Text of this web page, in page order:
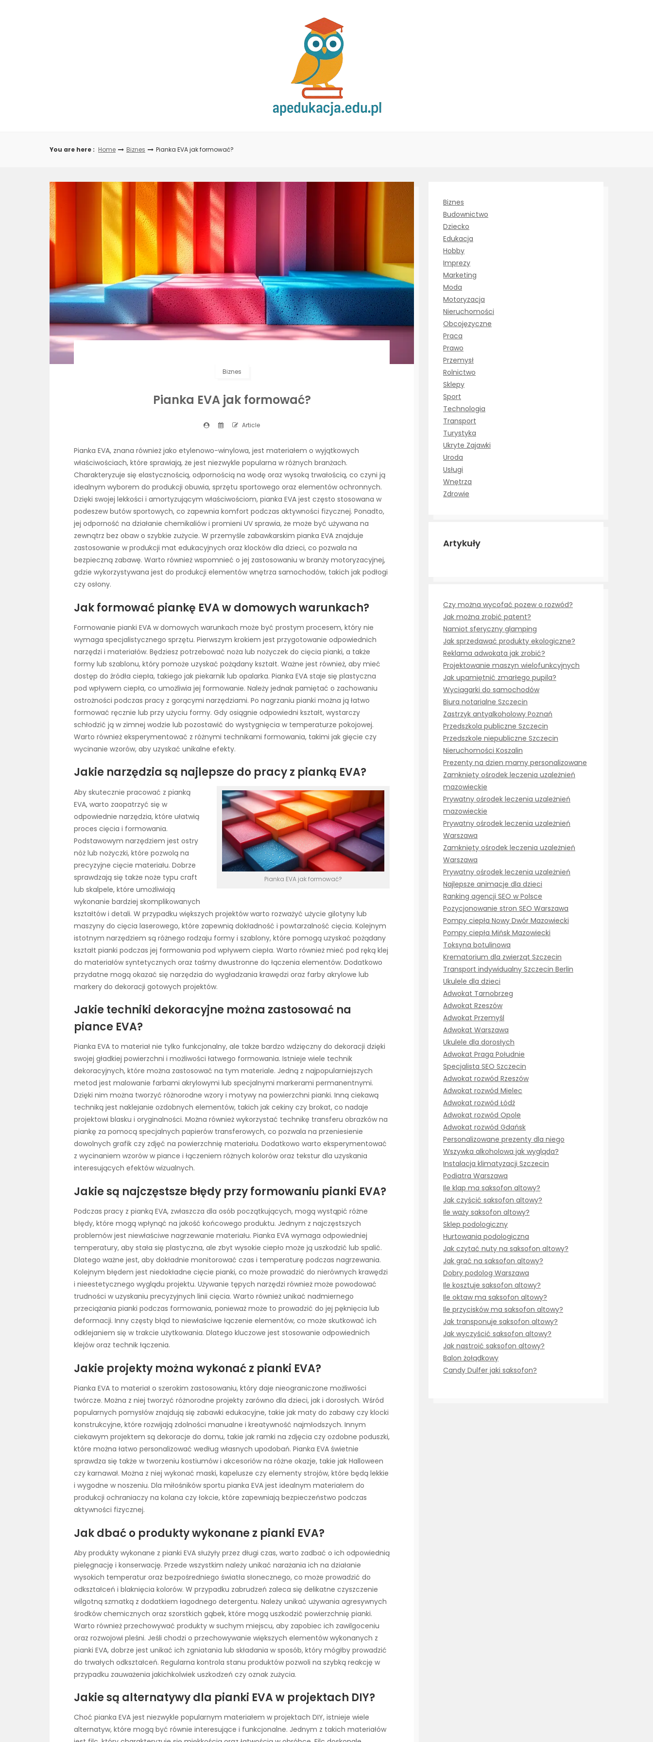
You are here : Home Biznes Pianka EVA jak formować?
Biznes
Pianka EVA jak formować?
Article
Pianka EVA, znana również jako etylenowo-winylowa, jest materiałem o wyjątkowych
właściwościach, które sprawiają, że jest niezwykle popularna w różnych branżach.
Charakteryzuje się elastycznością, odpornością na wodę oraz wysoką trwałością, co czyni ją
idealnym wyborem do produkcji obuwia, sprzętu sportowego oraz elementów ochronnych.
Dzięki swojej lekkości i amortyzującym właściwościom, pianka EVA jest często stosowana w
podeszew butów sportowych, co zapewnia komfort podczas aktywności fizycznej. Ponadto,
jej odporność na działanie chemikaliów i promieni UV sprawia, że może być używana na
zewnątrz bez obaw o szybkie zużycie. W przemyśle zabawkarskim pianka EVA znajduje
zastosowanie w produkcji mat edukacyjnych oraz klocków dla dzieci, co pozwala na
bezpieczną zabawę. Warto również wspomnieć o jej zastosowaniu w branży motoryzacyjnej,
gdzie wykorzystywana jest do produkcji elementów wnętrza samochodów, takich jak podłogi
czy osłony.
Jak formować piankę EVA w domowych warunkach?
Formowanie pianki EVA w domowych warunkach może być prostym procesem, który nie
wymaga specjalistycznego sprzętu. Pierwszym krokiem jest przygotowanie odpowiednich
narzędzi i materiałów. Będziesz potrzebować noża lub nożyczek do cięcia pianki, a także
formy lub szablonu, który pomoże uzyskać pożądany kształt. Ważne jest również, aby mieć
dostęp do źródła ciepła, takiego jak piekarnik lub opalarka. Pianka EVA staje się plastyczna
pod wpływem ciepła, co umożliwia jej formowanie. Należy jednak pamiętać o zachowaniu
ostrożności podczas pracy z gorącymi narzędziami. Po nagrzaniu pianki można ją łatwo
formować ręcznie lub przy użyciu formy. Gdy osiągnie odpowiedni kształt, wystarczy
schłodzić ją w zimnej wodzie lub pozostawić do wystygnięcia w temperaturze pokojowej.
Warto również eksperymentować z różnymi technikami formowania, takimi jak gięcie czy
wycinanie wzorów, aby uzyskać unikalne efekty.
Jakie narzędzia są najlepsze do pracy z pianką EVA?
Pianka EVA jak formować?
Aby skutecznie pracować z pianką
EVA, warto zaopatrzyć się w
odpowiednie narzędzia, które ułatwią
proces cięcia i formowania.
Podstawowym narzędziem jest ostry
nóż lub nożyczki, które pozwolą na
precyzyjne cięcie materiału. Dobrze
sprawdzają się także noże typu craft
lub skalpele, które umożliwiają
wykonanie bardziej skomplikowanych
kształtów i detali. W przypadku większych projektów warto rozważyć użycie gilotyny lub
maszyny do cięcia laserowego, które zapewnią dokładność i powtarzalność cięcia. Kolejnym
istotnym narzędziem są różnego rodzaju formy i szablony, które pomogą uzyskać pożądany
kształt pianki podczas jej formowania pod wpływem ciepła. Warto również mieć pod ręką klej
do materiałów syntetycznych oraz taśmy dwustronne do łączenia elementów. Dodatkowo
przydatne mogą okazać się narzędzia do wygładzania krawędzi oraz farby akrylowe lub
markery do dekoracji gotowych projektów.
Jakie techniki dekoracyjne można zastosować na
piance EVA?
Pianka EVA to materiał nie tylko funkcjonalny, ale także bardzo wdzięczny do dekoracji dzięki
swojej gładkiej powierzchni i możliwości łatwego formowania. Istnieje wiele technik
dekoracyjnych, które można zastosować na tym materiale. Jedną z najpopularniejszych
metod jest malowanie farbami akrylowymi lub specjalnymi markerami permanentnymi.
Dzięki nim można tworzyć różnorodne wzory i motywy na powierzchni pianki. Inną ciekawą
techniką jest naklejanie ozdobnych elementów, takich jak cekiny czy brokat, co nadaje
projektowi blasku i oryginalności. Można również wykorzystać technikę transferu obrazków na
piankę za pomocą specjalnych papierów transferowych, co pozwala na przeniesienie
dowolnych grafik czy zdjęć na powierzchnię materiału. Dodatkowo warto eksperymentować
z wycinaniem wzorów w piance i łączeniem różnych kolorów oraz tekstur dla uzyskania
interesujących efektów wizualnych.
Jakie są najczęstsze błędy przy formowaniu pianki EVA?
Podczas pracy z pianką EVA, zwłaszcza dla osób początkujących, mogą wystąpić różne
błędy, które mogą wpłynąć na jakość końcowego produktu. Jednym z najczęstszych
problemów jest niewłaściwe nagrzewanie materiału. Pianka EVA wymaga odpowiedniej
temperatury, aby stała się plastyczna, ale zbyt wysokie ciepło może ją uszkodzić lub spalić.
Dlatego ważne jest, aby dokładnie monitorować czas i temperaturę podczas nagrzewania.
Kolejnym błędem jest niedokładne cięcie pianki, co może prowadzić do nierównych krawędzi
i nieestetycznego wyglądu projektu. Używanie tępych narzędzi również może powodować
trudności w uzyskaniu precyzyjnych linii cięcia. Warto również unikać nadmiernego
przeciążania pianki podczas formowania, ponieważ może to prowadzić do jej pęknięcia lub
deformacji. Inny częsty błąd to niewłaściwe łączenie elementów, co może skutkować ich
odklejaniem się w trakcie użytkowania. Dlatego kluczowe jest stosowanie odpowiednich
klejów oraz technik łączenia.
Jakie projekty można wykonać z pianki EVA?
Pianka EVA to materiał o szerokim zastosowaniu, który daje nieograniczone możliwości
twórcze. Można z niej tworzyć różnorodne projekty zarówno dla dzieci, jak i dorosłych. Wśród
popularnych pomysłów znajdują się zabawki edukacyjne, takie jak maty do zabawy czy klocki
konstrukcyjne, które rozwijają zdolności manualne i kreatywność najmłodszych. Innym
ciekawym projektem są dekoracje do domu, takie jak ramki na zdjęcia czy ozdobne poduszki,
które można łatwo personalizować według własnych upodobań. Pianka EVA świetnie
sprawdza się także w tworzeniu kostiumów i akcesoriów na różne okazje, takie jak Halloween
czy karnawał. Można z niej wykonać maski, kapelusze czy elementy strojów, które będą lekkie
i wygodne w noszeniu. Dla miłośników sportu pianka EVA jest idealnym materiałem do
produkcji ochraniaczy na kolana czy łokcie, które zapewniają bezpieczeństwo podczas
aktywności fizycznej.
Jak dbać o produkty wykonane z pianki EVA?
Aby produkty wykonane z pianki EVA służyły przez długi czas, warto zadbać o ich odpowiednią
pielęgnację i konserwację. Przede wszystkim należy unikać narażania ich na działanie
wysokich temperatur oraz bezpośredniego światła słonecznego, co może prowadzić do
odkształceń i blaknięcia kolorów. W przypadku zabrudzeń zaleca się delikatne czyszczenie
wilgotną szmatką z dodatkiem łagodnego detergentu. Należy unikać używania agresywnych
środków chemicznych oraz szorstkich gąbek, które mogą uszkodzić powierzchnię pianki.
Warto również przechowywać produkty w suchym miejscu, aby zapobiec ich zawilgoceniu
oraz rozwojowi pleśni. Jeśli chodzi o przechowywanie większych elementów wykonanych z
pianki EVA, dobrze jest unikać ich zgniatania lub składania w sposób, który mógłby prowadzić
do trwałych odkształceń. Regularna kontrola stanu produktów pozwoli na szybką reakcję w
przypadku zauważenia jakichkolwiek uszkodzeń czy oznak zużycia.
Jakie są alternatywy dla pianki EVA w projektach DIY?
Choć pianka EVA jest niezwykle popularnym materiałem w projektach DIY, istnieje wiele
alternatyw, które mogą być równie interesujące i funkcjonalne. Jednym z takich materiałów
Biznes
Budownictwo
Dziecko
Edukacja
Hobby
Imprezy
Marketing
Moda
Motoryzacja
Nieruchomości
Obcojęzyczne
Praca
Prawo
Przemysł
Rolnictwo
Sklepy
Sport
Technologia
Transport
Turystyka
Ukryte Zajawki
Uroda
Usługi
Wnętrza
Zdrowie
Artykuły
Czy można wycofać pozew o rozwód?
Jak można zrobić patent?
Namiot sferyczny glamping
Jak sprzedawać produkty ekologiczne?
Reklama adwokata jak zrobić?
Projektowanie maszyn wielofunkcyjnych
Jak upamiętnić zmarłego pupila?
Wyciągarki do samochodów
Biura notarialne Szczecin
Zastrzyk antyalkoholowy Poznań
Przedszkola publiczne Szczecin
Przedszkole niepubliczne Szczecin
Nieruchomości Koszalin
Prezenty na dzien mamy personalizowane
Zamknięty ośrodek leczenia uzależnień
mazowieckie
Prywatny ośrodek leczenia uzależnień
mazowieckie
Prywatny ośrodek leczenia uzależnień
Warszawa
Zamknięty ośrodek leczenia uzależnień
Warszawa
Prywatny ośrodek leczenia uzależnień
Najlepsze animacje dla dzieci
Ranking agencji SEO w Polsce
Pozycjonowanie stron SEO Warszawa
Pompy ciepła Nowy Dwór Mazowiecki
Pompy ciepła Mińsk Mazowiecki
Toksyna botulinowa
Krematorium dla zwierząt Szczecin
Transport indywidualny Szczecin Berlin
Ukulele dla dzieci
Adwokat Tarnobrzeg
Adwokat Rzeszów
Adwokat Przemyśl
Adwokat Warszawa
Ukulele dla dorosłych
Adwokat Praga Południe
Specjalista SEO Szczecin
Adwokat rozwód Rzeszów
Adwokat rozwód Mielec
Adwokat rozwód Łódź
Adwokat rozwód Opole
Adwokat rozwód Gdańsk
Personalizowane prezenty dla niego
Wszywka alkoholowa jak wygląda?
Instalacja klimatyzacji Szczecin
Podiatra Warszawa
Ile klap ma saksofon altowy?
Jak czyścić saksofon altowy?
Ile waży saksofon altowy?
Sklep podologiczny
Hurtowania podologiczna
Jak czytać nuty na saksofon altowy?
Jak grać na saksofon altowy?
Dobry podolog Warszawa
Ile kosztuje saksofon altowy?
Ile oktaw ma saksofon altowy?
Ile przycisków ma saksofon altowy?
Jak transponuje saksofon altowy?
Jak wyczyścić saksofon altowy?
Jak nastroić saksofon altowy?
Balon żołądkowy
Candy Dulfer jaki saksofon?